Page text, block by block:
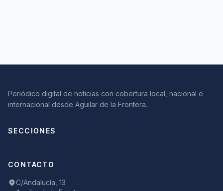
Periódico digital de noticias con cobertura local, nacional e
internacional desde Aguilar de la Frontera.
SECCIONES
CONTACTO
C/Andalucía, 13